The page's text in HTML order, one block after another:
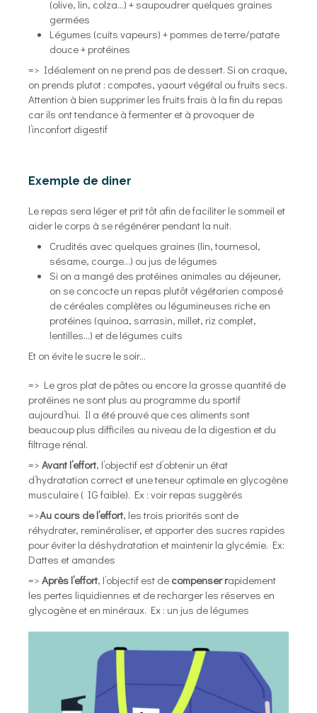
(olive, lin, colza…) + saupoudrer quelques graines
germées
Légumes (cuits vapeurs) + pommes de terre/patate
douce + protéines
=> Idéalement on ne prend pas de dessert. Si on craque,
on prends plutot : compotes, yaourt végétal ou fruits secs.
Attention à bien supprimer les fruits frais à la fin du repas
car ils ont tendance à fermenter et à provoquer de
l’inconfort digestif
Exemple de diner
Le repas sera léger et prit tôt afin de faciliter le sommeil et
aider le corps à se régénérer pendant la nuit.
Crudités avec quelques graines (lin, tournesol,
sésame, courge…) ou jus de légumes
Si on a mangé des protéines animales au déjeuner,
on se concocte un repas plutôt végétarien composé
de céréales complètes ou légumineuses riche en
protéines (quinoa, sarrasin, millet, riz complet,
lentilles…) et de légumes cuits
Et on évite le sucre le soir…
=> Le gros plat de pâtes ou encore la grosse quantité de
protéines ne sont plus au programme du sportif
aujourd’hui. Il a été prouvé que ces aliments sont
beaucoup plus difficiles au niveau de la digestion et du
filtrage rénal.
=> Avant l’effort, l’objectif est d’obtenir un état
d’hydratation correct et une teneur optimale en glycogène
musculaire ( IG faible). Ex : voir repas suggèrés
=>Au cours de l’effort, les trois priorités sont de
réhydrater, reminéraliser, et apporter des sucres rapides
pour éviter la déshydratation et maintenir la glycémie. Ex:
Dattes et amandes
=> Après l’effort, l’objectif est de compenser rapidement
les pertes liquidiennes et de recharger les réserves en
glycogène et en minéraux. Ex : un jus de légumes